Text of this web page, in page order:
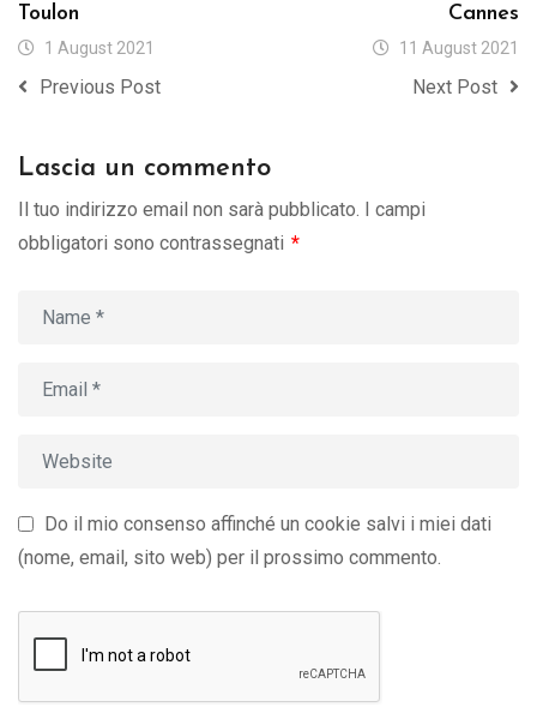
Toulon
1 August 2021
Previous Post
Cannes
11 August 2021
Next Post
Lascia un commento
Il tuo indirizzo email non sarà pubblicato. I campi
obbligatori sono contrassegnati *
Do il mio consenso affinché un cookie salvi i miei dati
(nome, email, sito web) per il prossimo commento.